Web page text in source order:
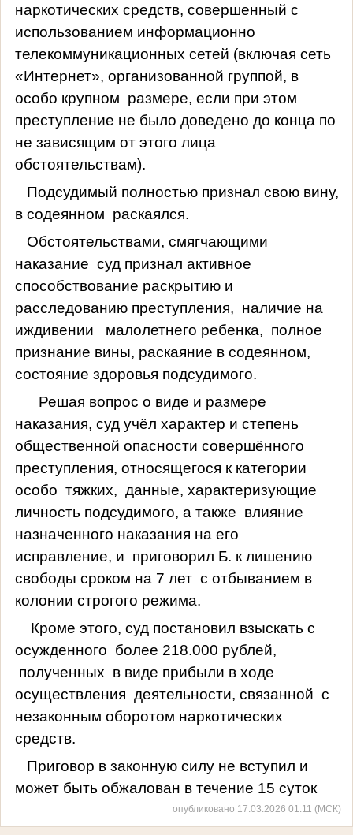
наркотических средств, совершенный с
использованием информационно
телекоммуникационных сетей (включая сеть
«Интернет», организованной группой, в
особо крупном размере, если при этом
преступление не было доведено до конца по
не зависящим от этого лица
обстоятельствам).
Подсудимый полностью признал свою вину,
в содеянном раскаялся.
Обстоятельствами, смягчающими
наказание суд признал активное
способствование раскрытию и
расследованию преступления, наличие на
иждивении
малолетнего ребенка, полное
признание вины, раскаяние в содеянном,
состояние здоровья подсудимого.
Решая вопрос о виде и размере
наказания, суд учёл характер и степень
общественной опасности совершённого
преступления, относящегося к категории
особо тяжких, данные, характеризующие
личность подсудимого, а также влияние
назначенного наказания на его
исправление, и приговорил Б. к лишению
свободы сроком на 7 лет с отбыванием в
колонии строгого режима.
Кроме этого, суд постановил взыскать с
осужденного более 218.000 рублей,
полученных в виде прибыли в ходе
осуществления деятельности, связанной с
незаконным оборотом наркотических
средств.
Приговор в законную силу не вступил и
может быть обжалован в течение 15 суток
опубликовано 17.03.2026 01:11 (МСК)